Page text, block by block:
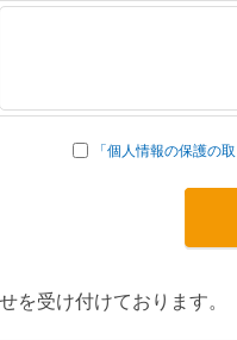
「個人情報の保護の
を受け付けております。